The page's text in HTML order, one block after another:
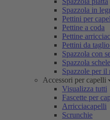
Spazzola in
Pettini per
Pettine a coda
Pettine
Pettini da
Spazzola con
Spazzola
Spazzole per il
Accessori per capelli
Visualizza tutti
Fascette per
Arricciacapelli
Scrunchie